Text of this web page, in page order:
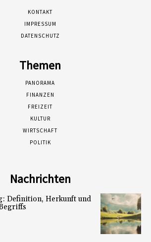
KONTAKT
IMPRESSUM
DATENSCHUTZ
Themen
PANORAMA
FINANZEN
FREIZEIT
KULTUR
WIRTSCHAFT
POLITIK
Nachrichten
Definition, Herkunft und